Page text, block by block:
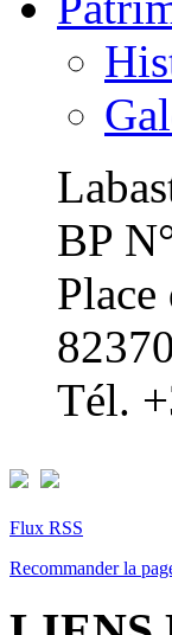
BP
Tél.
Flux RSS
Recommander la